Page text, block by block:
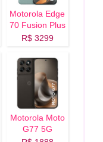
Motorola Edge
70 Fusion Plus
5G
R$ 3299
Motorola Moto
G77 5G